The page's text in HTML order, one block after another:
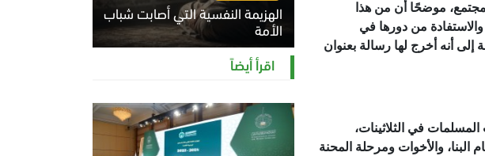
موضحًا أن من هذا
والاستفادة من دورها في
إلى أنه أخرج لها رسالة بعنوان
في الثلاثينات،
البنا، والأخوات ومرحلة المحنة
الهزيمة النفسية التي أصابت شباب
الأمة
الخميس 6 أغسطس 2026 11:12 ص
اقرأ أيضاً